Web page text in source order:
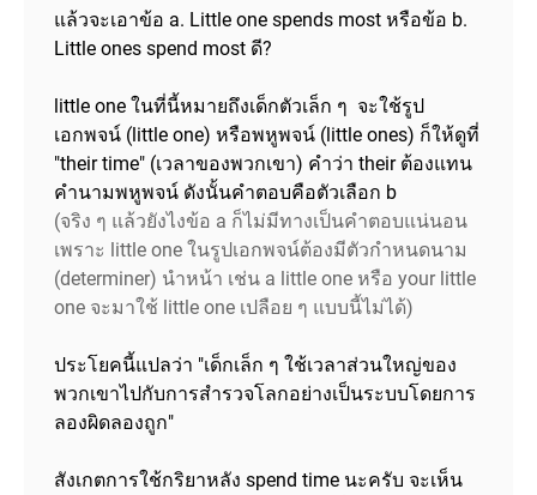
แล้วจะเอาข้อ a. Little one spends most หรือข้อ b.
Little ones spend most ดี?
little one ในที่นี้หมายถึงเด็กตัวเล็ก ๆ จะใช้รูป
เอกพจน์ (little one) หรือพหูพจน์ (little ones) ก็ให้ดูที่
"their time" (เวลาของพวกเขา) คำว่า their ต้องแทน
คำนามพหูพจน์ ดังนั้นคำตอบคือตัวเลือก b
(จริง ๆ แล้วยังไงข้อ a ก็ไม่มีทางเป็นคำตอบแน่นอน
เพราะ little one ในรูปเอกพจน์ต้องมีตัวกำหนดนาม
(determiner) นำหน้า เช่น a little one หรือ your little
one จะมาใช้ little one เปลือย ๆ แบบนี้ไม่ได้)
ประโยคนี้แปลว่า "เด็กเล็ก ๆ ใช้เวลาส่วนใหญ่ของ
พวกเขาไปกับการสำรวจโลกอย่างเป็นระบบโดยการ
ลองผิดลองถูก"
สังเกตการใช้กริยาหลัง spend time นะครับ จะเห็น